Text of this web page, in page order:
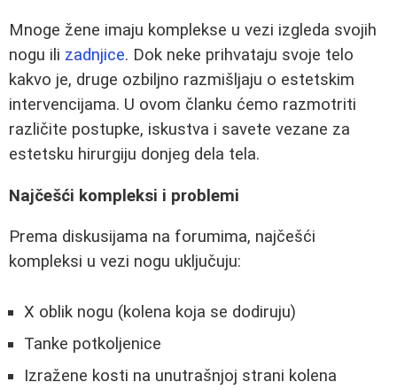
Mnoge žene imaju komplekse u vezi izgleda svojih
nogu ili zadnjice. Dok neke prihvataju svoje telo
kakvo je, druge ozbiljno razmišljaju o estetskim
intervencijama. U ovom članku ćemo razmotriti
različite postupke, iskustva i savete vezane za
estetsku hirurgiju donjeg dela tela.
Najčešći kompleksi i problemi
Prema diskusijama na forumima, najčešći
kompleksi u vezi nogu uključuju:
X oblik nogu (kolena koja se dodiruju)
Tanke potkoljenice
Izražene kosti na unutrašnjoj strani kolena